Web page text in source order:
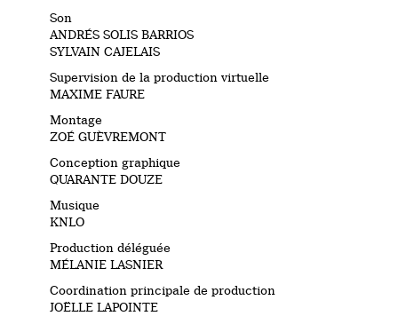
Son
ANDRÉS SOLIS BARRIOS
SYLVAIN CAJELAIS
Supervision de la production virtuelle
MAXIME FAURE
Montage
ZOÉ GUÈVREMONT
Conception graphique
QUARANTE DOUZE
Musique
KNLO
Production déléguée
MÉLANIE LASNIER
Coordination principale de production
JOËLLE LAPOINTE